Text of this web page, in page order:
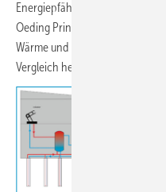
Energiepfählen und
Oeding Print und Solvis, beide
Wärme und Kälte, werden als
Vergleich herangezogen.